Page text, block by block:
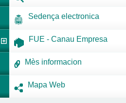
Sedença electronica
FUE - Canau Empresa
Mès informacion
Mapa Web